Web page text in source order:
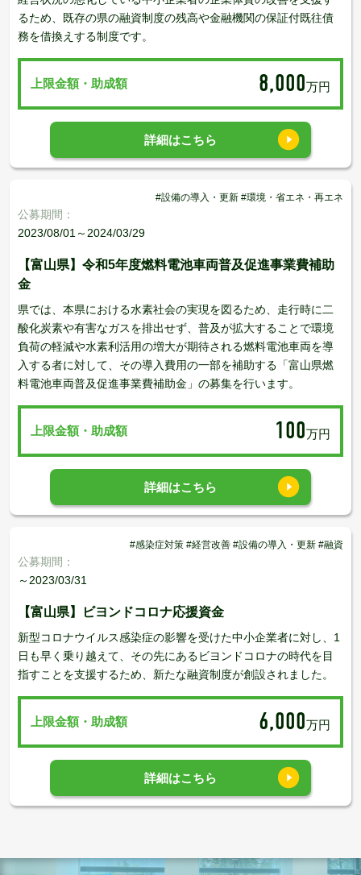
るため、既存の県の融資制度の残高や金融機関の保証付既往債
務を借換えする制度です。
上限金額・助成額 8,000万円
詳細はこちら
#設備の導入・更新 #環境・省エネ・再エネ
公募期間：
2023/08/01～2024/03/29
【富山県】令和5年度燃料電池車両普及促進事業費補助
金
県では、本県における水素社会の実現を図るため、走行時に二
酸化炭素や有害なガスを排出せず、普及が拡大することで環境
負荷の軽減や水素利活用の増大が期待される燃料電池車両を導
入する者に対して、その導入費用の一部を補助する「富山県燃
料電池車両普及促進事業費補助金」の募集を行います。
上限金額・助成額 100万円
詳細はこちら
#感染症対策 #経営改善 #設備の導入・更新 #融資
公募期間：
～2023/03/31
【富山県】ビヨンドコロナ応援資金
新型コロナウイルス感染症の影響を受けた中小企業者に対し、1
日も早く乗り越えて、その先にあるビヨンドコロナの時代を目
指すことを支援するため、新たな融資制度が創設されました。
上限金額・助成額 6,000万円
詳細はこちら